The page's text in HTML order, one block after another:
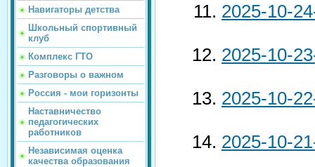
Навигаторы детства
Школьный спортивный
клуб
Комплекс ГТО
Разговоры о важном
Россия - мои горизонты
Наставничество
педагогических
работников
Независимая оценка
качества образования
2025-10-
2025-10-
2025-10-
2025-10-